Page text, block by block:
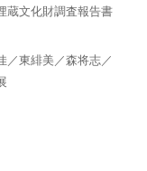
蔵文化財調査報告書
／東緋美／森将志／